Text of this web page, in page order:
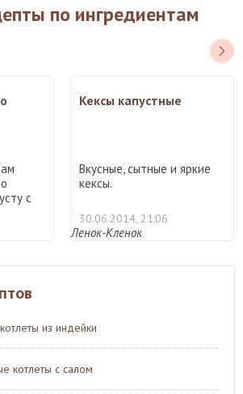
по ингредиентам
с
Кексы капустные
Вкусные, сытные и яркие
кексы.
30.06.2014, 21:06
Ленок-Кленок
из индейки
котлеты с салом